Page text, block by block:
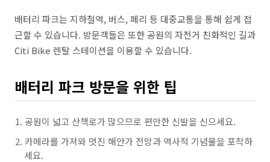
배터리 파크는 지하철역, 버스, 페리 등 대중교통을 통해 쉽게 접
근할 수 있습니다. 방문객들은 또한 공원의 자전거 친화적인 길과
Citi Bike 렌탈 스테이션을 이용할 수 있습니다.
배터리 파크 방문을 위한 팁
공원이 넓고 산책로가 많으므로 편안한 신발을 신으세요.
카메라를 가져와 멋진 해안가 전망과 역사적 기념물을 포착하
세요.